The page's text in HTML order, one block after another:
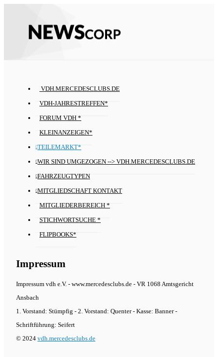
VDH.MERCEDESCLUBS.DE
VDH-JAHRESTREFFEN*
FORUM VDH *
KLEINANZEIGEN*
TEILEMARKT*
WIR SIND UMGEZOGEN --> VDH.MERCEDESCLUBS.DE
FAHRZEUGTYPEN
MITGLIEDSCHAFT KONTAKT
MITGLIEDERBEREICH *
STICHWORTSUCHE *
FLIPBOOKS*
Impressum
Impressum vdh e.V. - www.mercedesclubs.de - VR 1068 Amtsgericht
Ansbach
1. Vorstand: Stümpfig - 2. Vorstand: Quenter - Kasse: Banner -
Schriftführung: Seifert
© 2024 vdh.mercedesclubs.de